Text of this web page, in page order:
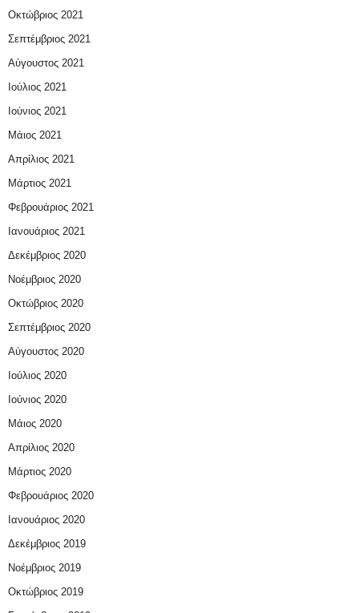
Οκτώβριος 2021
Σεπτέμβριος 2021
Αύγουστος 2021
Ιούλιος 2021
Ιούνιος 2021
Μάιος 2021
Απρίλιος 2021
Μάρτιος 2021
Φεβρουάριος 2021
Ιανουάριος 2021
Δεκέμβριος 2020
Νοέμβριος 2020
Οκτώβριος 2020
Σεπτέμβριος 2020
Αύγουστος 2020
Ιούλιος 2020
Ιούνιος 2020
Μάιος 2020
Απρίλιος 2020
Μάρτιος 2020
Φεβρουάριος 2020
Ιανουάριος 2020
Δεκέμβριος 2019
Νοέμβριος 2019
Οκτώβριος 2019